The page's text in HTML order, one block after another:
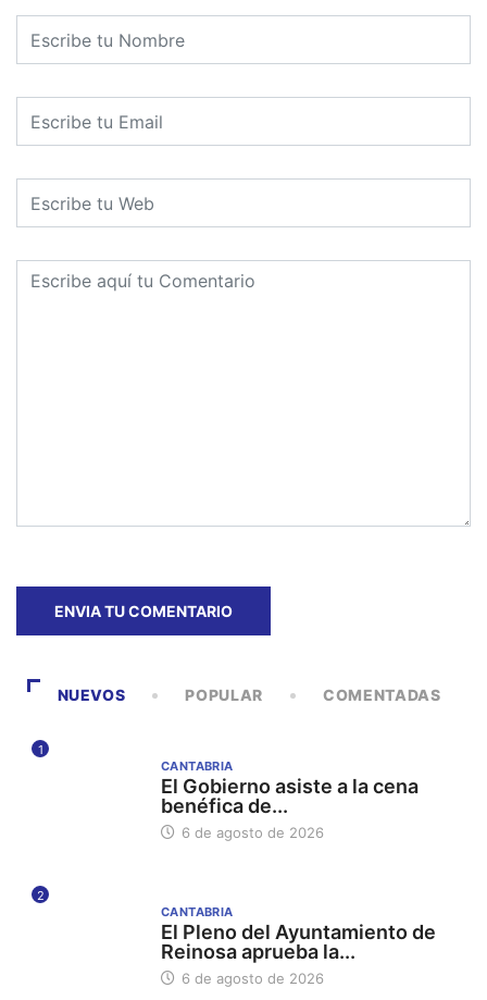
NUEVOS POPULAR COMENTADAS
1
CANTABRIA
El Gobierno asiste a la cena
benéfica de...
6 de agosto de 2026
2
CANTABRIA
El Pleno del Ayuntamiento de
Reinosa aprueba la...
6 de agosto de 2026